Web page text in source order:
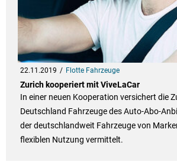
22.11.2019 Flotte Fahrzeuge
Zurich kooperiert mit ViveLaCar
In einer neuen Kooperation versichert die
Deutschland Fahrzeuge des Auto-Abo-
der deutschlandweit Fahrzeuge von
flexiblen Nutzung vermittelt.